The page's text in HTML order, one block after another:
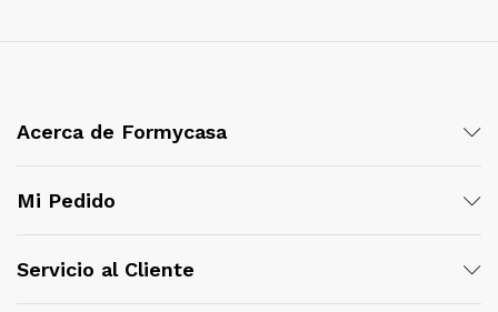
Acerca de Formycasa
Mi Pedido
Servicio al Cliente